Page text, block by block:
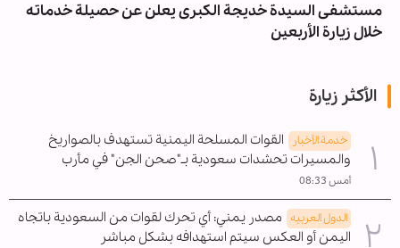
مستشفى السيدة خديجة الكبرى يعلن عن حصيلة خدماته
خلال زيارة الأربعين
الأكثر زيارة
خدمة الأخبار
القوات المسلحة اليمنية تستهدف بالصواريخ
والمسيرات تحشدات سعودية بـ"صحن الجن" في مأرب
أمس 08:33
الدول العربیه مصدر يمني: أي تحرك لقوات من السعودية باتجاه
اليمن أو العكس سيتم استهدافه بشكل مباشر